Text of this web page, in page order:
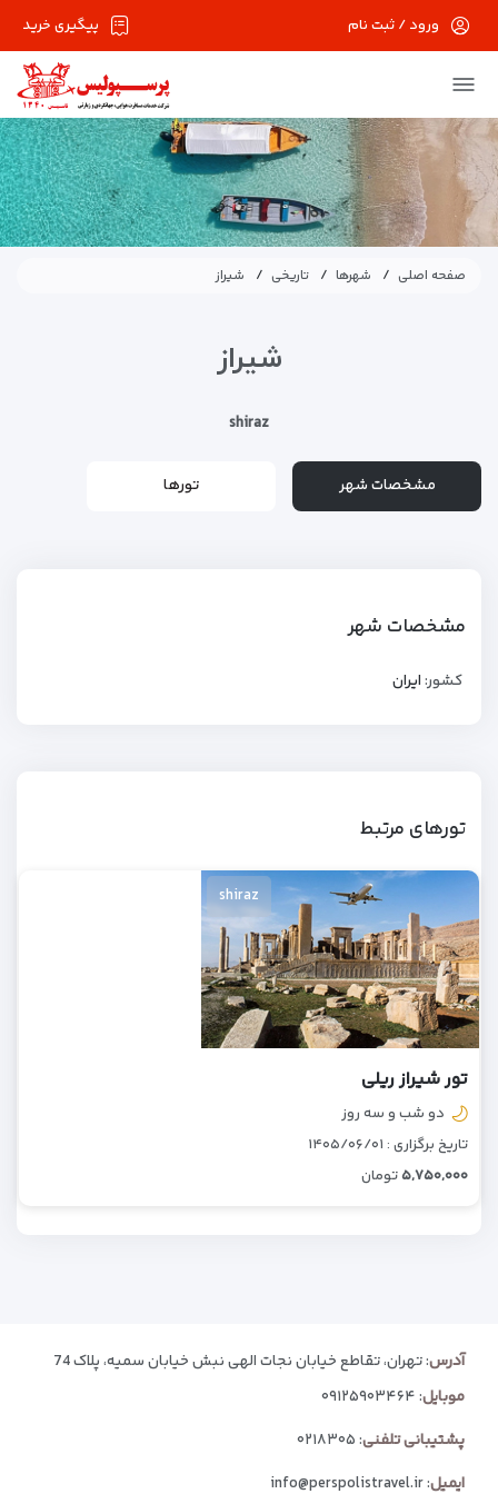
پیگیری خرید ورود / ثبت نام
صفحه اصلی شهرها تاریخی شیراز
شیراز
shiraz
مشخصات شهر تورها
مشخصات شهر
کشور:ایران
تورهای مرتبط
shiraz
تور شیراز ریلی
دو شب و سه روز
تاریخ برگزاری : ۱۴۰۵/۰۶/۰۱
۵,۷۵۰,۰۰۰تومان
آدرس: تهران، تقاطع خیابان نجات الهی نبش خیابان سمیه، پلاک 74
موبایل:۰۹۱۲۵۹۰۳۴۶۴
پشتیبانی تلفنی:۰۲۱۸۳۰۵
ایمیل:
info@perspolistravel.ir